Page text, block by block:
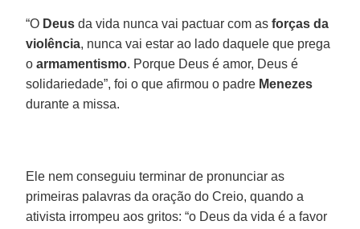
“O Deus da vida nunca vai pactuar com as forças da
violência, nunca vai estar ao lado daquele que prega
o armamentismo. Porque Deus é amor, Deus é
solidariedade”, foi o que afirmou o padre Menezes
durante a missa.
Ele nem conseguiu terminar de pronunciar as
primeiras palavras da oração do Creio, quando a
ativista irrompeu aos gritos: “o Deus da vida é a favor